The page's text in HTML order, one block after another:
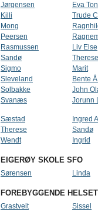
Jørgensen
Eva
Killi
Trude
Mong
Peersen
Rasmussen
Liv Else
Sandø
Therese
Sigmo
Marit
Sleveland
Bente
Solbakke
John
Svanæs
Jorunn
Sæstad Ingred
Therese
Sandø
Wendt
Ingrid
EIGERØY SKOLE SFO
Sørensen Linda
FOREBYGGENDE
Grastveit Sissel